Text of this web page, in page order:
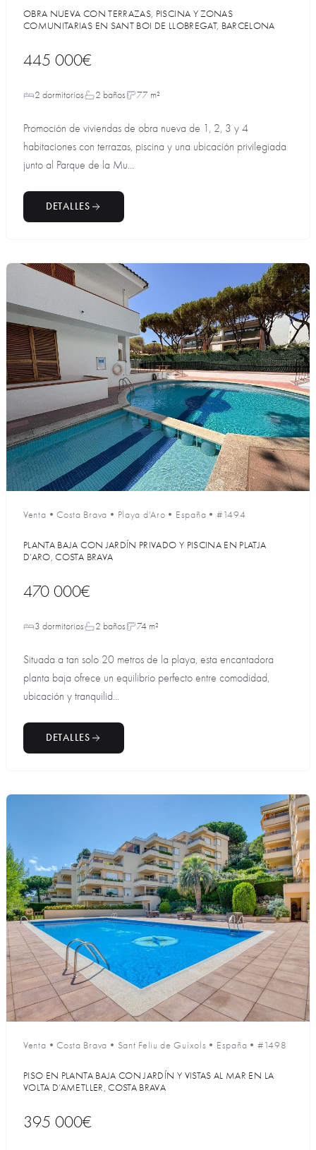
OBRA NUEVA CON TERRAZAS, PISCINA Y ZONAS
COMUNITARIAS EN SANT BOI DE LLOBREGAT, BARCELONA
445 000€
2 dormitorios 2 baños 77 m²
Promoción de viviendas de obra nueva de 1, 2, 3 y 4
habitaciones con terrazas, piscina y una ubicación privilegiada
junto al Parque de la Mu...
DETALLES
Venta •Costa Brava • Playa d'Aro • España • #1494
PLANTA BAJA CON JARDÍN PRIVADO Y PISCINA EN PLATJA
D’ARO, COSTA BRAVA
470 000€
3 dormitorios 2 baños 74 m²
Situada a tan solo 20 metros de la playa, esta encantadora
planta baja ofrece un equilibrio perfecto entre comodidad,
ubicación y tranquilid...
DETALLES
Venta •Costa Brava • Sant Feliu de Guíxols • España • #1498
PISO EN PLANTA BAJA CON JARDÍN Y VISTAS AL MAR EN LA
VOLTA D’AMETLLER, COSTA BRAVA
395 000€